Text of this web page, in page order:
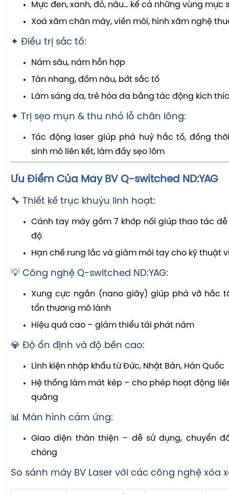
Mực đen, xanh, đỏ, nâu… kể cả những vùng mực
Xoá xăm chân mày, viền môi, hình xăm nghệ
✦ Điều trị sắc tố:
Nám sâu, nám hỗn hợp
Tàn nhang, đốm nâu, bớt sắc tố
Làm sáng da, trẻ hóa da bằng tác động kích
✦ Trị sẹo mụn & thu nhỏ lỗ chân lông:
Tác động laser giúp phá huỷ hắc tố, đồng
sinh mô liên kết, làm đầy sẹo lõm
Ưu Điểm Của Máy BV Q-switched ND:YAG
🔧 Thiết kế trục khuỷu linh hoạt:
Cánh tay máy gồm 7 khớp nối giúp thao tác
độ
Hạn chế rung lắc và giảm mỏi tay cho kỹ thuật
💡 Công nghệ Q-switched ND:YAG:
Xung cực ngắn (nano giây) giúp phá vỡ hắc
tổn thương mô lành
Hiệu quả cao – giảm thiểu tái phát nám
💎 Độ ổn định và độ bền cao:
Linh kiện nhập khẩu từ Đức, Nhật Bản, Hàn Quốc
Hệ thống làm mát kép – cho phép hoạt động
quãng
📊 Màn hình cảm ứng:
Giao diện thân thiện – dễ sử dụng, chuyển
chóng
So sánh máy BV Laser với các công nghệ xóa